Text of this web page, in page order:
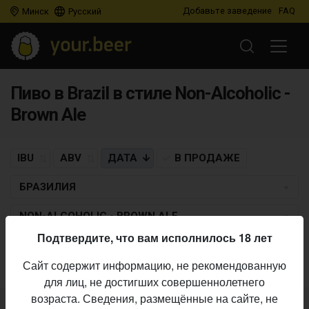
Минск Русский Добавьте заведение FAQ
Пиво в Brazil в стиле Non-Alcoholic -
Brown Ale
IBU ABV ДАТА В ПРОДАЖЕ
БРАЗИЛИЯ
NON-ALCOHOLIC - BROWN ALE
Пиво по заданным критериям не найдено
Подтвердите, что вам исполнилось 18 лет
Сайт содержит информацию, не рекомендованную
для лиц, не достигших совершеннолетнего
возраста. Сведения, размещённые на сайте, не